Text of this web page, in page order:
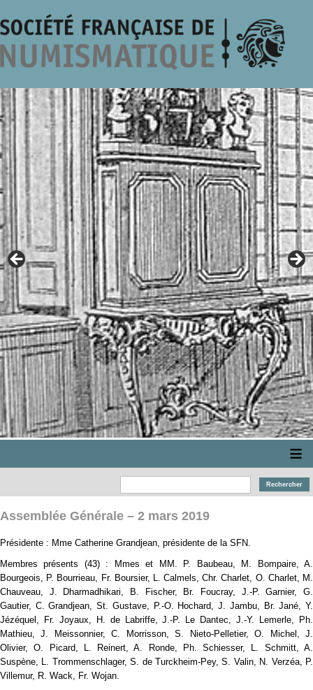
≡
Assemblée Générale – 2 mars 2019
Présidente : Mme Catherine Grandjean, présidente de la SFN.
Membres présents (43) : Mmes et MM. P. Baubeau, M. Bompaire, A.
Bourgeois, P. Bourrieau, Fr. Boursier, L. Calmels, Chr. Charlet, O. Charlet, M.
Chauveau, J. Dharmadhikari, B. Fischer, Br. Foucray, J.-P. Garnier, G.
Gautier, C. Grandjean, St. Gustave, P.-O. Hochard, J. Jambu, Br. Jané, Y.
Jézéquel, Fr. Joyaux, H. de Labriffe, J.-P. Le Dantec, J.-Y. Lemerle, Ph.
Mathieu, J. Meissonnier, C. Morrisson, S. Nieto-Pelletier, O. Michel, J.
Olivier, O. Picard, L. Reinert, A. Ronde, Ph. Schiesser, L. Schmitt, A.
Suspène, L. Trommenschlager, S. de Turckheim-Pey, S. Valin, N. Verzéa, P.
Villemur, R. Wack, Fr. Wojan.